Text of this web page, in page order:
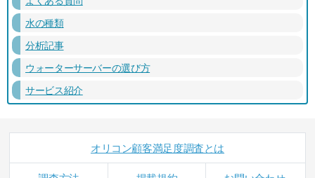
水の種類
分析記事
ウォーターサーバーの選び方
サービス紹介
オリコン顧客満足度調査とは